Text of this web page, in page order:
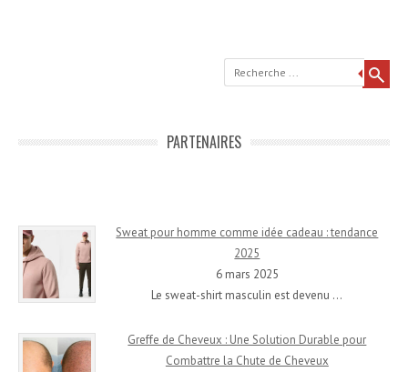
Recherche
PARTENAIRES
Sweat pour homme comme idée cadeau : tendance
2025
6 mars 2025
Le sweat-shirt masculin est devenu …
Greffe de Cheveux : Une Solution Durable pour
Combattre la Chute de Cheveux